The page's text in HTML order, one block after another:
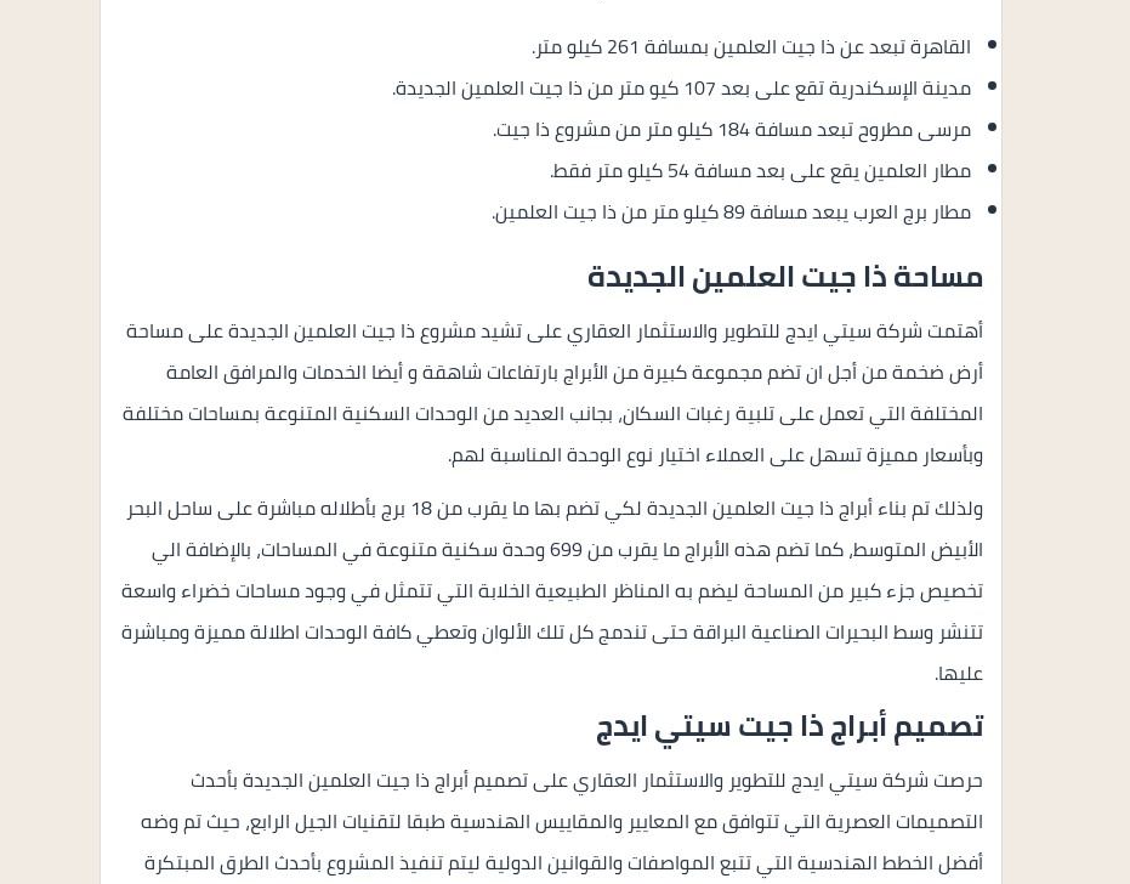
القاهرة تبعد عن ذا جيت العلمين بمسافة 261 كيلو متر.
مدينة الإسكندرية تقع على بعد 107 كيو متر من ذا جيت العلمين الجديدة.
مرسى مطروح تبعد مسافة 184 كيلو متر من مشروع ذا جيت.
مطار العلمين يقع على بعد مسافة 54 كيلو متر فقط.
مطار برج العرب يبعد مسافة 89 كيلو متر من ذا جيت العلمين.
مساحة ذا جيت العلمين الجديدة
أهتمت شركة سيتي ايدج للتطوير والاستثمار العقاري على تشيد مشروع ذا جيت العلمين الجديدة على مساحة
أرض ضخمة من أجل ان تضم مجموعة كبيرة من الأبراج بارتفاعات شاهقة و أيضا الخدمات والمرافق العامة
المختلفة التي تعمل على تلبية رغبات السكان، بجانب العديد من الوحدات السكنية المتنوعة بمساحات مختلفة
وبأسعار مميزة تسهل على العملاء اختيار نوع الوحدة المناسبة لهم.
ولذلك تم بناء أبراج ذا جيت العلمين الجديدة لكي تضم بها ما يقرب من 18 برج بأطلاله مباشرة على ساحل البحر
الأبيض المتوسط، كما تضم هذه الأبراج ما يقرب من 699 وحدة سكنية متنوعة في المساحات، بالإضافة الي
تخصيص جزء كبير من المساحة ليضم به المناظر الطبيعية الخلابة التي تتمثل في وجود مساحات خضراء واسعة
تتنشر وسط البحيرات الصناعية البراقة حتى تندمج كل تلك الألوان وتعطي كافة الوحدات اطلالة مميزة ومباشرة
عليها.
تصميم أبراج ذا جيت سيتي ايدج
حرصت شركة سيتي ايدج للتطوير والاستثمار العقاري على تصميم أبراج ذا جيت العلمين الجديدة بأحدث
التصميمات العصرية التي تتوافق مع المعايير والمقاييس الهندسية طبقا لتقنيات الجيل الرابع، حيث تم وضه
أفضل الخطط الهندسية التي تتبع المواصفات والقوانين الدولية ليتم تنفيذ المشروع بأحدث الطرق المبتكرة